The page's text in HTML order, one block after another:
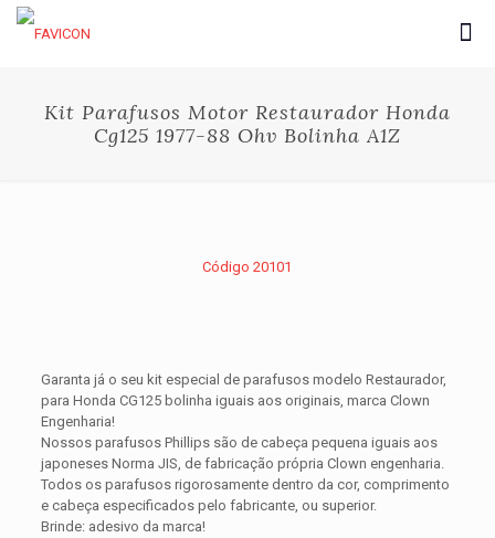
Kit Parafusos Motor Restaurador Honda
Cg125 1977-88 Ohv Bolinha A1Z
Código 20101
Garanta já o seu kit especial de parafusos modelo Restaurador,
para Honda CG125 bolinha iguais aos originais, marca Clown
Engenharia!
Nossos parafusos Phillips são de cabeça pequena iguais aos
japoneses Norma JIS, de fabricação própria Clown engenharia.
Todos os parafusos rigorosamente dentro da cor, comprimento
e cabeça especificados pelo fabricante, ou superior.
Brinde: adesivo da marca!